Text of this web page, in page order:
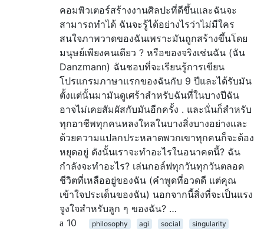
คอมพิวเตอร์สร้างงานศิลปะที่ดีขึ้นและฉันจะ
สามารถทำได้ ฉันจะรู้ได้อย่างไรว่าไม่มีใคร
สนใจภาพวาดของฉันเพราะมันถูกสร้างขึ้นโดย
มนุษย์เพียงคนเดียว ? หรือของจริงเช่นฉัน (ฉัน
Danzmann) ฉันชอบที่จะเรียนรู้การเขียน
โปรแกรมภาษาแรกของฉันกับ 9 ปีและได้รับมัน
ตั้งแต่นั้นมามันดูเศร้าสำหรับฉันที่ในบางปีฉัน
อาจไม่เคยสัมผัสกับมันอีกครั้ง . และนั่นก็สำหรับ
ทุกอาชีพทุกคนหลงใหลในบางสิ่งบางอย่างและ
ด้วยความแปลกประหลาดพวกเขาทุกคนก็จะต้อง
หยุดอยู่ ดังนั้นเราจะทำอะไรในอนาคตนี้? ฉัน
กำลังจะทำอะไร? เล่นกอล์ฟทุกวันทุกวันตลอด
ชีวิตที่เหลืออยู่ของฉัน (คำพูดที่อวดดี แต่คุณ
เข้าใจประเด็นของฉัน) นอกจากนี้สิ่งที่จะเป็นแรง
จูงใจสำหรับลูก ๆ ของฉัน? …
10
philosophy agi social singularity